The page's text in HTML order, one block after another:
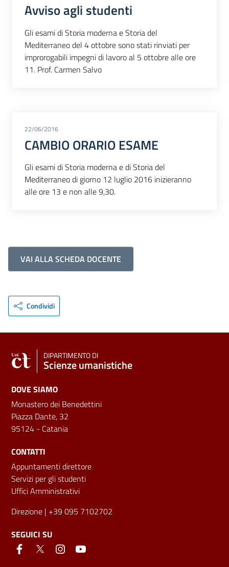
Avviso agli studenti
Gli esami di Storia moderna e Storia del
Mediterraneo del 4 ottobre sono stati rinviati per
improrogabili impegni di lavoro al 5 ottobre alle ore
11. Prof. Carmen Salvo
22/06/2016
CAMBIO ORARIO ESAME
Gli esami di Storia moderna e di Storia del
Mediterraneo di giorno 12 luglio 2016 inizieranno
alle ore 13 e non alle 9,30.
VAI ALLA SCHEDA DOCENTE
Condividi
DIPARTIMENTO DI
Scienze umanistiche
DOVE SIAMO
Monastero dei Benedettini
Piazza Dante, 32
95124 - Catania
CONTATTI
Appuntamenti direttore
Servizi per gli studenti
Uffici Amministrativi
Direzione | +39 095 7102702
SEGUICI SU